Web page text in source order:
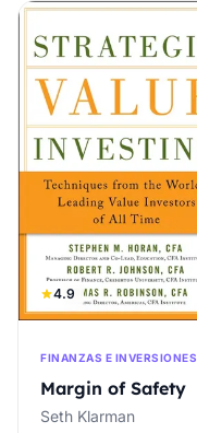
4.9
FINANZAS E INVERSIONES
Margin of Safety
Seth Klarman